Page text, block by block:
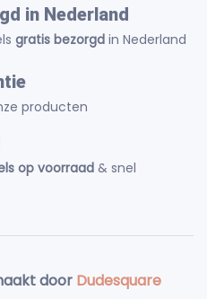
in Nederland
gratis bezorgd in Nederland
producten
op voorraad & snel
door Dudesquare